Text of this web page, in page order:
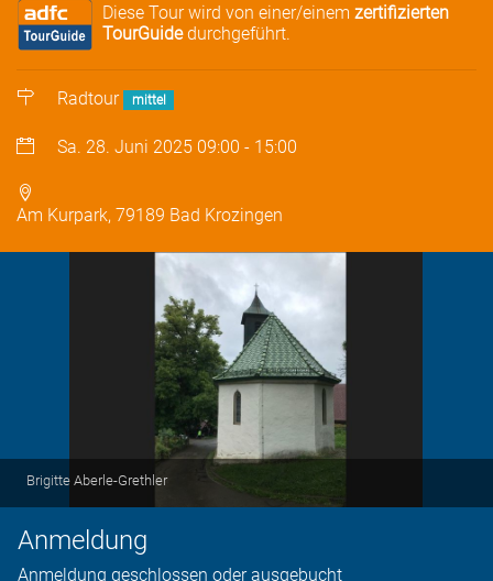
Diese Tour wird von einer/einem zertifizierten
TourGuidedurchgeführt.
Radtour mittel
Sa. 28. Juni 2025 09:00 - 15:00
Am Kurpark, 79189 Bad Krozingen
Brigitte Aberle-Grethler
Anmeldung
Anmeldung geschlossen oder ausgebucht